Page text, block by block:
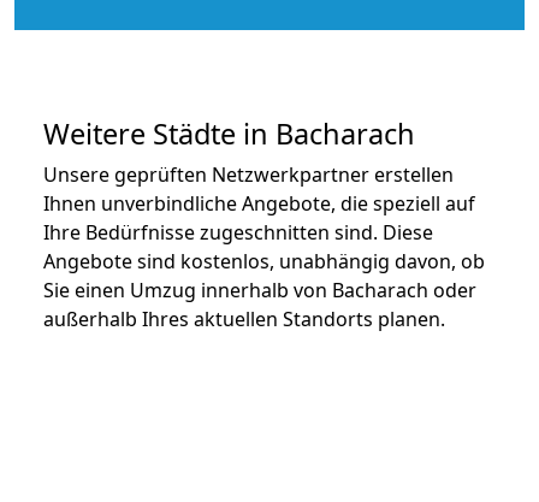
Weitere Städte in Bacharach
Unsere geprüften Netzwerkpartner erstellen
Ihnen unverbindliche Angebote, die speziell auf
Ihre Bedürfnisse zugeschnitten sind. Diese
Angebote sind kostenlos, unabhängig davon, ob
Sie einen Umzug innerhalb von Bacharach oder
außerhalb Ihres aktuellen Standorts planen.